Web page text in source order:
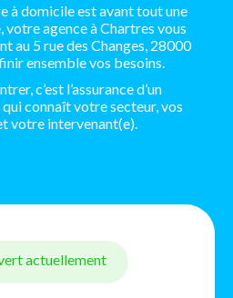
à domicile est avant tout une
agence à Chartres vous
au 5 rue des Changes, 28000
ensemble vos besoins.
c’est l’assurance d’un
connaît votre secteur, vos
votre intervenant(e).
actuellement